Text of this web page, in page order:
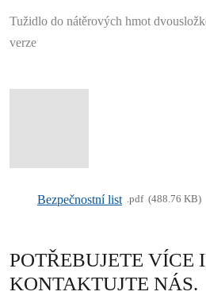
Tužidlo do nátěrových hmot
verze
Bezpečnostní list pdf 488.76 KB
POTŘEBUJETE VÍCE
KONTAKTUJTE NÁS.